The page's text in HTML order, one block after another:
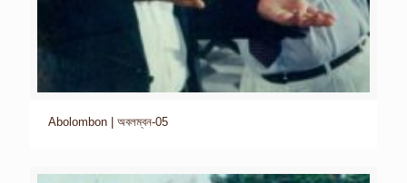
Abolombon | অবলম্বন-05